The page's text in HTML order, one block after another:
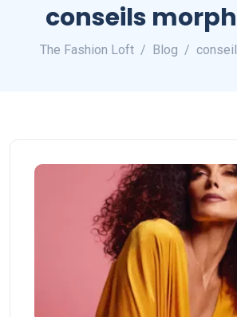
conseils
The Fashion Loft Blog